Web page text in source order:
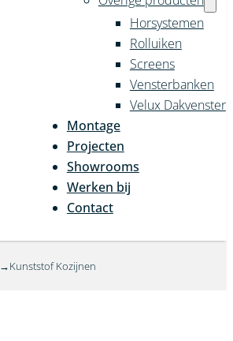
Horsystemen
Rolluiken
Screens
Vensterbanken
Velux Dakvenster
Montage
Projecten
Showrooms
Werken bij
Contact
Kunststof Kozijnen